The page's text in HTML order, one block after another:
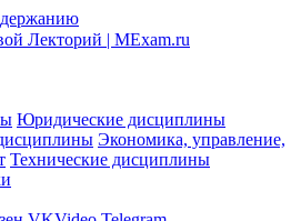
Юридические дисциплины
Экономика, управление,
Технические дисциплины